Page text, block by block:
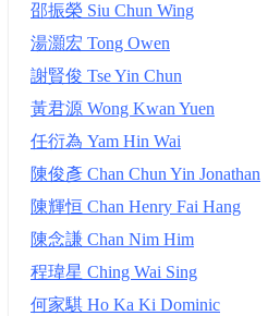
邵振榮 Siu Chun Wing
湯灝宏 Tong Owen
謝賢俊 Tse Yin Chun
黃君源 Wong Kwan Yuen
任衍為 Yam Hin Wai
陳俊彥 Chan Chun Yin Jonathan
陳輝恒 Chan Henry Fai Hang
陳念謙 Chan Nim Him
程瑋星 Ching Wai Sing
何家騏 Ho Ka Ki Dominic